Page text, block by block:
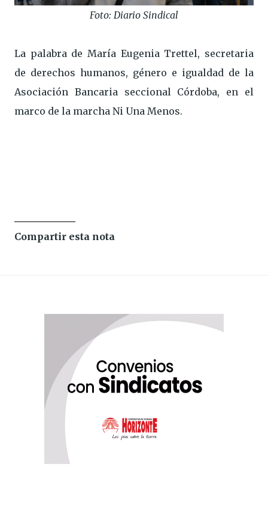
Foto: Diario Sindical
La palabra de María Eugenia Trettel, secretaria
de derechos humanos, género e igualdad de la
Asociación Bancaria seccional Córdoba, en el
marco de la marcha Ni Una Menos.
Compartir esta nota